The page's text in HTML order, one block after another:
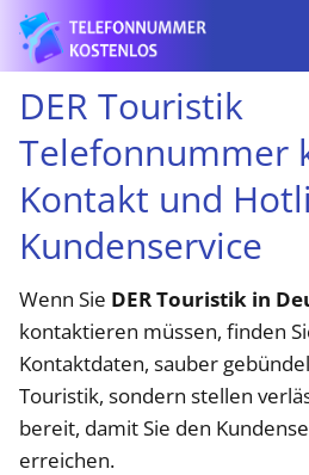
DER Touristik
Telefonnummer
Kontakt und
Kundenservice
Wenn Sie DER Touristik in
kontaktieren müssen, finden
Kontaktdaten, sauber
Touristik, sondern stellen
bereit, damit Sie den
erreichen.